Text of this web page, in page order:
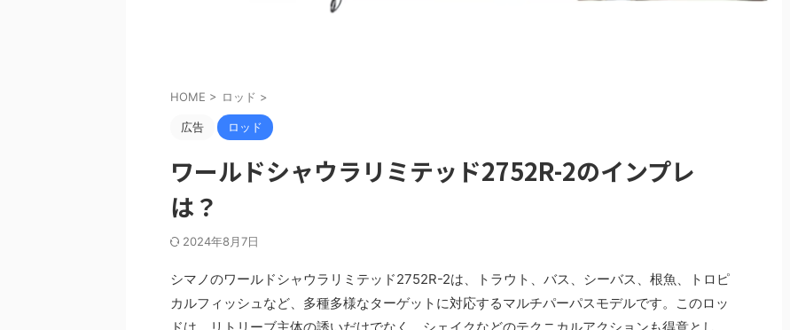
HOME > ロッド >
広告 ロッド
ワールドシャウラリミテッド2752R-2のインプレ
は？
2024年8月7日
シマノのワールドシャウラリミテッド2752R-2は、トラウト、バス、シーバス、根魚、トロピ
カルフィッシュなど、多種多様なターゲットに対応するマルチパーパスモデルです。このロッ